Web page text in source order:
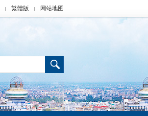
| 繁體版 | 网站地图